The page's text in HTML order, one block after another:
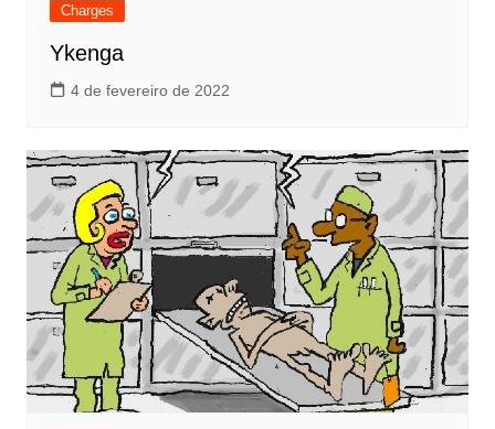
Charges
Ykenga
4 de fevereiro de 2022